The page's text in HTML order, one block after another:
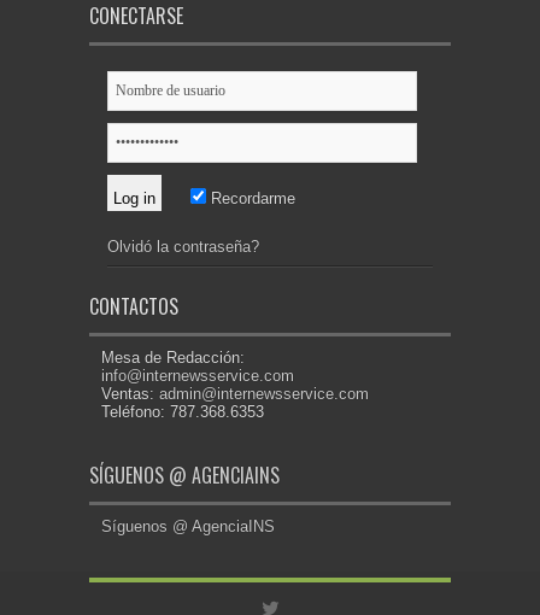
CONECTARSE
Recordarme
Olvidó la contraseña?
CONTACTOS
Mesa de Redacción:
info@internewsservice.com
Ventas: admin@internewsservice.com
Teléfono: 787.368.6353
SÍGUENOS @ AGENCIAINS
Síguenos @ AgenciaINS